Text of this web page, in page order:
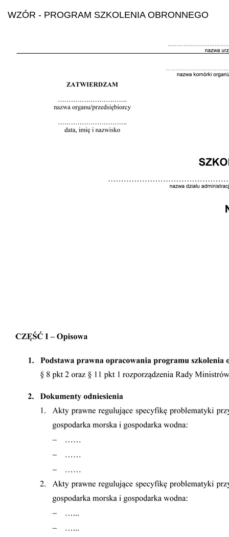
WZÓR - PROGRAM SZKOLENIA OBRONNEGO